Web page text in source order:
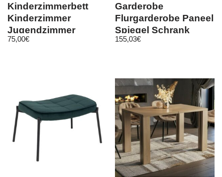
Kinderzimmerbett
Kinderzimmer
Jugendzimmer
Modern 36 FIGO
75,00€
Garderobe
Flurgarderobe Paneel
Spiegel Schrank
kommode artisan
155,03€